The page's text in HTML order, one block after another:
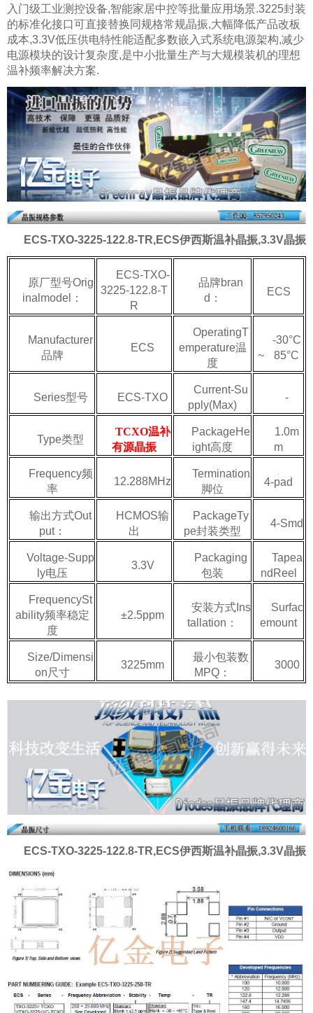
入门级工业测控设备,智能家居中控等批量应用场景.3225封装
的标准化接口可直接替换同规格常规晶振,大幅降低产品改板
成本,3.3V低压供电特性能适配多数嵌入式系统电源架构,减少
电源模块的设计复杂度,是中小批量生产与大规模装机的理想
温补频率解决方案.
ECS-TXO-3225-122.8-TR,ECS伊西斯温补晶振,3.3V晶振
原厂型号Orig
inalmodel：
ECS-TXO-
3225-122.8-T
R
品牌bran
d：
ECS
Manufacturer
品牌
ECS
OperatingT
emperature温
度
-30°C
~ 85°C
Series型号 ECS-TXO
Current-Su
pply(Max)
-
Type类型
TCXO温补
有源晶振
PackageHe
ight高度
1.0m
m
Frequency频
率
12.288MHz
Termination
脚位
4-pad
输出方式Out
put：
HCMOS输
出
PackageTy
pe封装类型
4-Smd
Voltage-Supp
ly电压
3.3V
Packaging
包装
Tapea
ndReel
FrequencySt
ability频率稳定
度
±2.5ppm
安装方式Ins
tallation：
Surfac
emount
Size/Dimensi
on尺寸
3225mm
最小包装数
MPQ：
3000
ECS-TXO-3225-122.8-TR,ECS伊西斯温补晶振,3.3V晶振